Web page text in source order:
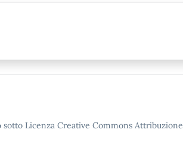
Licenza Creative Commons Attribuzione